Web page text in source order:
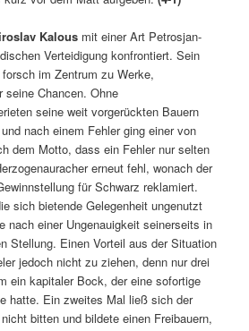
Kalous mit einer Art Petrosjan-
Verteidigung konfrontiert. Sein
im Zentrum zu Werke,
seine Chancen. Ohne
seine weit vorgerückten Bauern
nach einem Fehler ging einer von
dem Motto, dass ein Fehler nur selten
erneut fehl, wonach der
für Schwarz reklamiert.
sich bietende Gelegenheit ungenutzt
nach einer Ungenauigkeit seinerseits in
Stellung. Einen Vorteil aus der Situation
jedoch nicht zu ziehen, denn nur drei
ein kapitaler Bock, der eine sofortige
hatte. Ein zweites Mal ließ sich der
bitten und bildete einen Freibauern,